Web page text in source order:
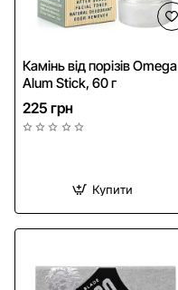
Камінь від порізів Omega
Alum Stick, 60 г
225 грн
Купити